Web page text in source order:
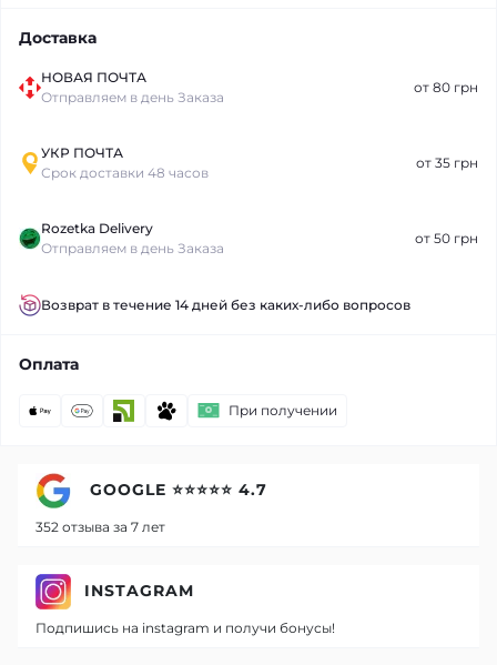
Доставка
НОВАЯ ПОЧТА
Отправляем в день Заказа
от 80 грн
УКР ПОЧТА
Срок доставки 48 часов
от 35 грн
Rozetka Delivery
Отправляем в день Заказа
от 50 грн
Возврат в течение 14 дней без каких-либо вопросов
Оплата
При получении
GOOGLE ⭐⭐⭐⭐⭐ 4.7
352 отзыва за 7 лет
INSTAGRAM
Подпишись на instagram и получи бонусы!